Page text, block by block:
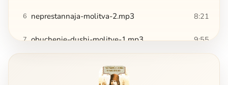
6 neprestannaja-molitva-2.mp3 8:21
7 obuchenie-dushi-molitve-1.mp3 9:55